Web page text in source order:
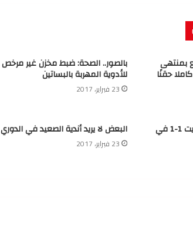
بمنتهى
حقنًا
بالصور.. الصحة: ضبط مخزن غير مرخص
للأدوية المهربة بالبساتين
23 فبراير، 2017
أسوان يتعادل مع بتروجيت 1-1 في البعض لا يريد أندية الصعيد في الدوري
23 فبراير، 2017